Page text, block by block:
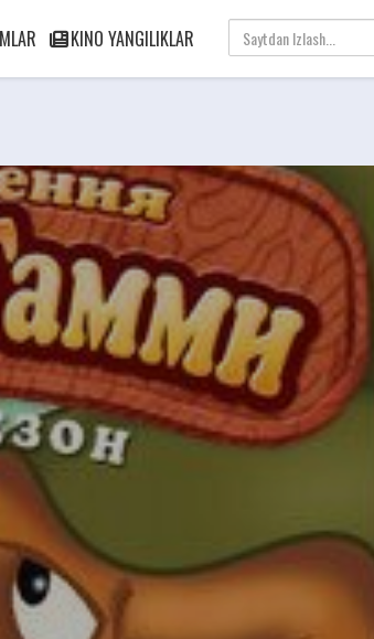
KINO YANGILIKLAR